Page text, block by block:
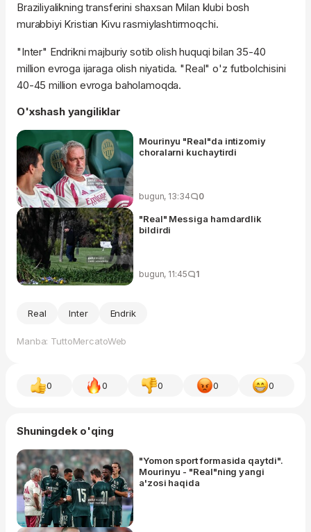
Braziliyalikning transferini shaxsan Milan klubi bosh
murabbiyi Kristian Kivu rasmiylashtirmoqchi.
"Inter" Endrikni majburiy sotib olish huquqi bilan 35-40
million evroga ijaraga olish niyatida. "Real" o'z futbolchisini
40-45 million evroga baholamoqda.
O'xshash yangiliklar
Mourinyu "Real"da intizomiy
choralarni kuchaytirdi
bugun, 13:34 0
"Real" Messiga hamdardlik
bildirdi
bugun, 11:45 1
Real Inter Endrik
Manba: TuttoMercatoWeb
0 0 0 0 0
Shuningdek o'qing
"Yomon sport formasida qaytdi".
Mourinyu - "Real"ning yangi
a'zosi haqida